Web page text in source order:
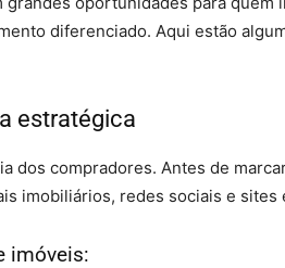
diferenciado. Aqui estão
estratégica
dos compradores. Antes de
imobiliários, redes sociais e sites
imóveis: